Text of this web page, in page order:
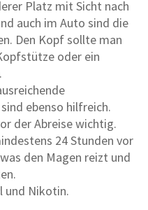
Platz mit Sicht nach
auch im Auto sind die
Den Kopf sollte man
oder ein
ebenso hilfreich.
der Abreise wichtig.
24 Stunden vor
den Magen reizt und
und Nikotin.